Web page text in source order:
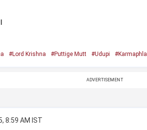
#Lord Krishna #Puttige Mutt #Udupi #Karmaphla
ADVERTISEMENT
8:59 AM IST